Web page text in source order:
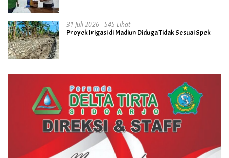
31 Juli 2026 545 Lihat
Proyek Irigasi di Madiun Diduga Tidak Sesuai Spek